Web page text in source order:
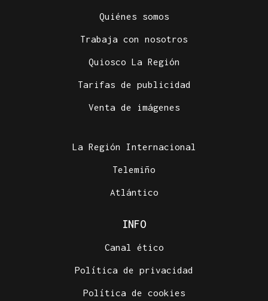
Quiénes somos
Trabaja con nosotros
Quiosco La Región
Tarifas de publicidad
Venta de imágenes
La Región Internacional
Telemiño
Atlántico
INFO
Canal ético
Política de privacidad
Política de cookies